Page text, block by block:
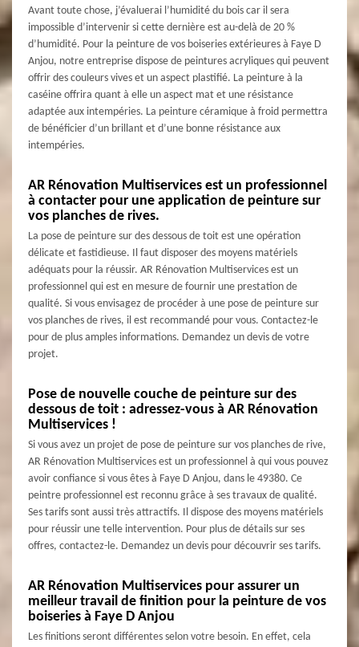
Avant toute chose, j’évaluerai l’humidité du bois car il sera
impossible d’intervenir si cette dernière est au-delà de 20 %
d’humidité. Pour la peinture de vos boiseries extérieures à Faye D
Anjou, notre entreprise dispose de peintures acryliques qui peuvent
offrir des couleurs vives et un aspect plastifié. La peinture à la
caséine offrira quant à elle un aspect mat et une résistance
adaptée aux intempéries. La peinture céramique à froid permettra
de bénéficier d’un brillant et d’une bonne résistance aux
intempéries.
AR Rénovation Multiservices est un professionnel
à contacter pour une application de peinture sur
vos planches de rives.
La pose de peinture sur des dessous de toit est une opération
délicate et fastidieuse. Il faut disposer des moyens matériels
adéquats pour la réussir. AR Rénovation Multiservices est un
professionnel qui est en mesure de fournir une prestation de
qualité. Si vous envisagez de procéder à une pose de peinture sur
vos planches de rives, il est recommandé pour vous. Contactez-le
pour de plus amples informations. Demandez un devis de votre
projet.
Pose de nouvelle couche de peinture sur des
dessous de toit : adressez-vous à AR Rénovation
Multiservices !
Si vous avez un projet de pose de peinture sur vos planches de rive,
AR Rénovation Multiservices est un professionnel à qui vous pouvez
avoir confiance si vous êtes à Faye D Anjou, dans le 49380. Ce
peintre professionnel est reconnu grâce à ses travaux de qualité.
Ses tarifs sont aussi très attractifs. Il dispose des moyens matériels
pour réussir une telle intervention. Pour plus de détails sur ses
offres, contactez-le. Demandez un devis pour découvrir ses tarifs.
AR Rénovation Multiservices pour assurer un
meilleur travail de finition pour la peinture de vos
boiseries à Faye D Anjou
Les finitions seront différentes selon votre besoin. En effet, cela